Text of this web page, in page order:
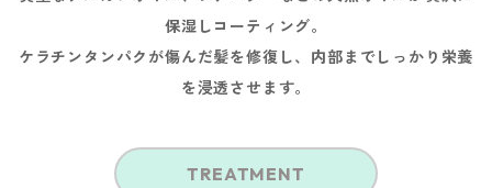
保湿しコーティング。
ケラチンタンパクが傷んだ髪を修復し、内部までしっかり栄養
を浸透させます。
TREATMENT